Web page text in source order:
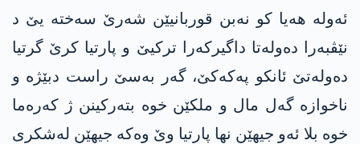
ئەولە هەیا کو نەبن قوربانیێن شەرێ سەختە یێ د
نێڤبەرا دەولەتا داگیرکەرا ترکیێ و پارتیا کرێ گرتیا
دەولەتێ ئانکو پەکەکێ، گەر بەسێ راست دبێژە و
ناخوازە گەل مال و ملکێن خوە بتەرکینن ژ کەرەما
خوە بلا ئەو جیهێن نها پارتیا وێ وەکە جیهێن لەشکری